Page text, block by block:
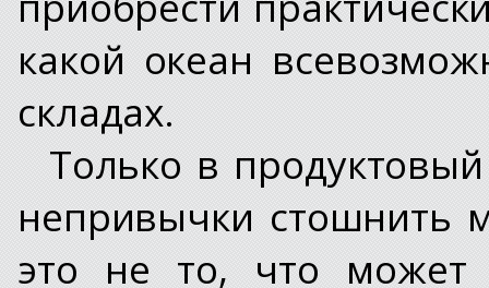
какой океан
складах.
Только в
непривычки стошнить
это не то, что может